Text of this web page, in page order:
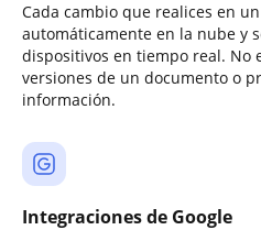
Cada cambio que realices en
automáticamente en la nube y
dispositivos en tiempo real. No
versiones de un documento o
información.
Integraciones de Google